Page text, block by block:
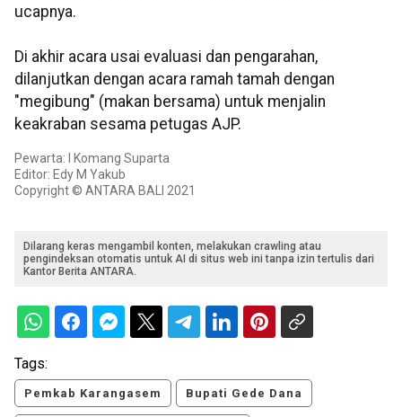
ucapnya.
Di akhir acara usai evaluasi dan pengarahan,
dilanjutkan dengan acara ramah tamah dengan
"megibung" (makan bersama) untuk menjalin
keakraban sesama petugas AJP.
Pewarta: I Komang Suparta
Editor: Edy M Yakub
Copyright © ANTARA BALI 2021
Dilarang keras mengambil konten, melakukan crawling atau
pengindeksan otomatis untuk AI di situs web ini tanpa izin tertulis dari
Kantor Berita ANTARA.
Tags:
Pemkab Karangasem Bupati Gede Dana